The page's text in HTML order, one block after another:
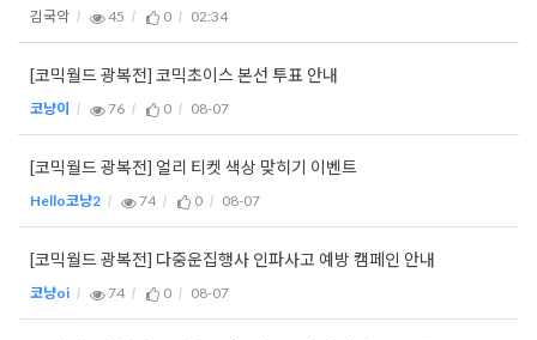
김국악 45 0 02:34
[코믹월드 광복전] 코믹초이스 본선 투표 안내
코냥이 76 0 08-07
[코믹월드 광복전] 얼리 티켓 색상 맞히기 이벤트
Hello코냥2 74 0 08-07
[코믹월드 광복전] 다중운집행사 인파사고 예방 캠페인 안내
코냥oi 74 0 08-07